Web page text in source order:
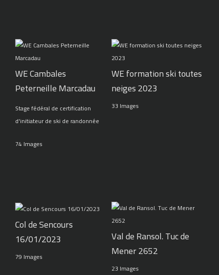
WE Cambales
Peterneille Marcadau
Stage fédéral de certification
d'initiateur de ski de randonnée
74 Images
WE formation ski toutes
neiges 2023
33 Images
Col de Sencours
16/01/2023
79 Images
Val de Ransol. Tuc de
Mener 2652
23 Images